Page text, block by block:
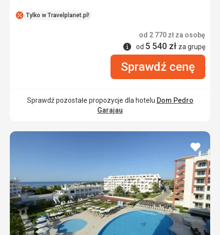
Tylko w Travelplanet.pl!
od 2 770 zł za osobę
Informacje
od 5 540 zł za grupę
Sprawdź cenę
Sprawdź pozostałe propozycje dla hotelu Dom Pedro
Garajau
dodaj
do